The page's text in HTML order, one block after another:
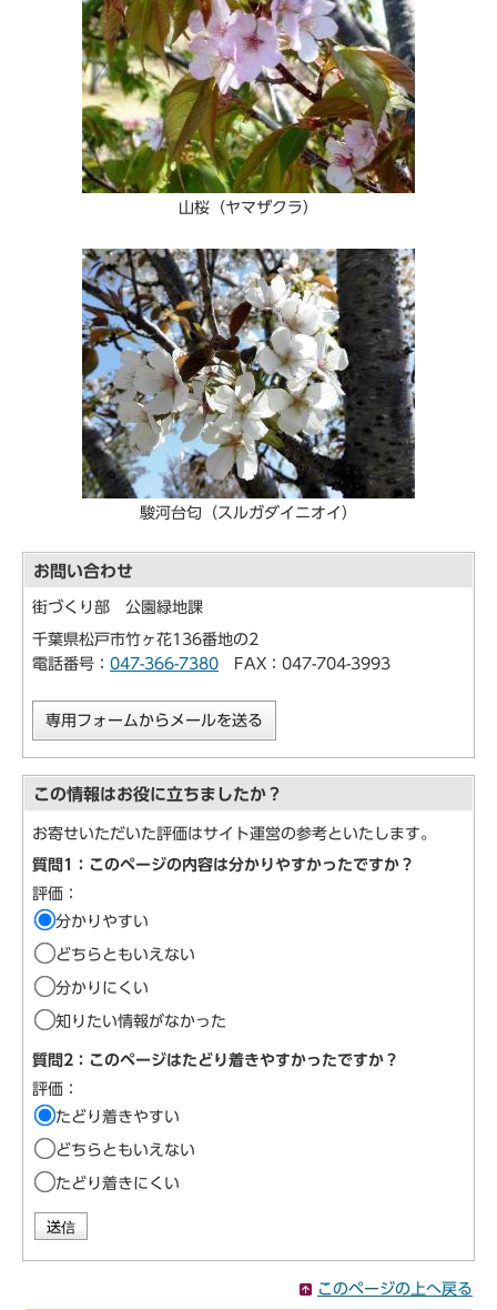
山桜（ヤマザクラ）
駿河台匂（スルガダイニオイ）
お問い合わせ
街づくり部 公園緑地課
千葉県松戸市竹ヶ花136番地の2
電話番号： 047-366-7380 FAX：047-704-3993
専用フォームからメールを送る
この情報はお役に立ちましたか？
お寄せいただいた評価はサイト運営の参考といたします。
質問1：このページの内容は分かりやすかったですか？
評価：
分かりやすい
どちらともいえない
分かりにくい
知りたい情報がなかった
質問2：このページはたどり着きやすかったですか？
評価：
たどり着きやすい
どちらともいえない
たどり着きにくい
このページの上へ戻る